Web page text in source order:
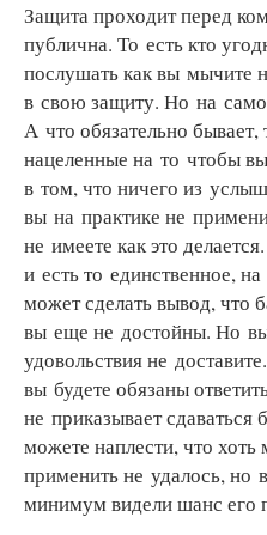
Защита проходит перед
публична. То есть кто
послушать как вы мычите
в свою защиту. Но на
А что обязательно
нацеленные на то чтобы
в том, что ничего из
вы на практике не
не имеете как это
и есть то единственное,
может сделать вывод, что
вы еще не достойны. Но
удовольствия не
вы будете обязаны
не приказывает сдаваться
можете наплести, что хоть
применить не удалось, но
минимум видели шанс его